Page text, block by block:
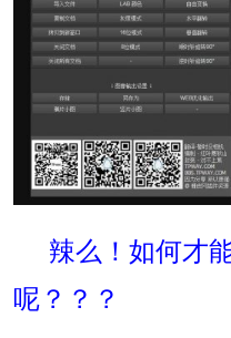
辣么！如何才
呢？？？